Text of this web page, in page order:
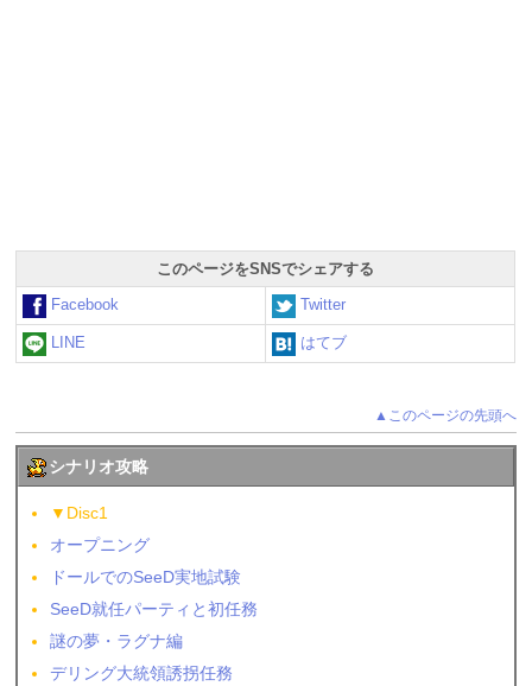
このページをSNSでシェアする
Facebook
Twitter
LINE はてブ
▲このページの先頭へ
シナリオ攻略
▼Disc1
オープニング
ドールでのSeeD実地試験
SeeD就任パーティと初任務
謎の夢・ラグナ編
デリング大統領誘拐任務